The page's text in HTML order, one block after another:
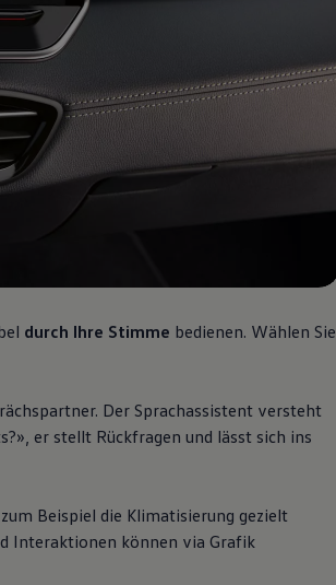
durch Ihre Stimme bedienen. Wählen Sie
Der Sprachassistent versteht
er stellt Rückfragen und lässt sich ins
Beispiel die Klimatisierung gezielt
Interaktionen können via Grafik